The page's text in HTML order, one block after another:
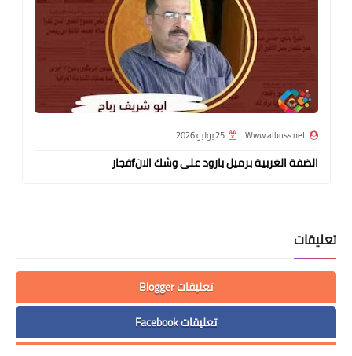
Www.albuss.net 25 يوليو 2026
الضفة الغربية برميل بارود على وشك الانfفجار
تعليقات
تعليقات Blogger
تعليقات Facebook